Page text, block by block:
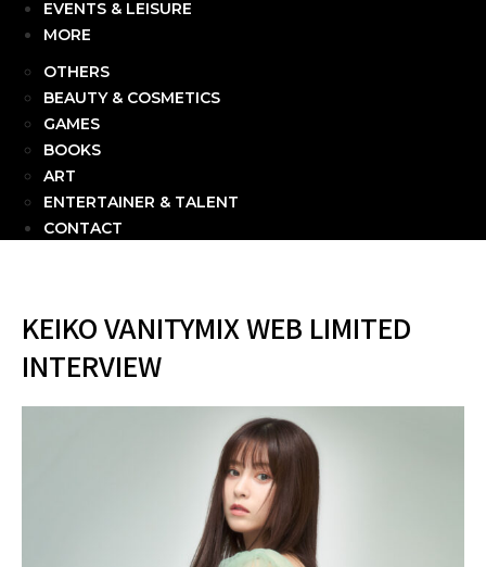
EVENTS & LEISURE
MORE
OTHERS
BEAUTY & COSMETICS
GAMES
BOOKS
ART
ENTERTAINER & TALENT
CONTACT
KEIKO VANITYMIX WEB LIMITED
INTERVIEW